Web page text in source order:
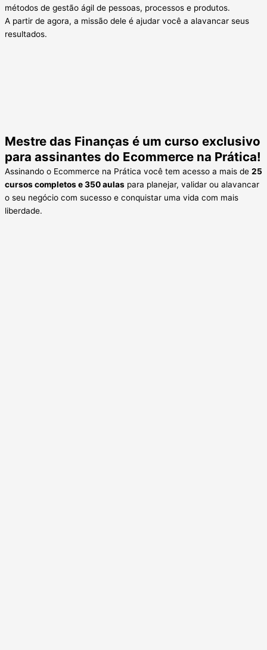
métodos de gestão ágil de pessoas, processos e produtos.
A partir de agora, a missão dele é ajudar você a alavancar seus
resultados.
Mestre das Finanças é um curso exclusivo
para assinantes do Ecommerce na Prática!
Assinando o Ecommerce na Prática você tem acesso a mais de 25
cursos completos e 350 aulas para planejar, validar ou alavancar
o seu negócio com sucesso e conquistar uma vida com mais
liberdade.